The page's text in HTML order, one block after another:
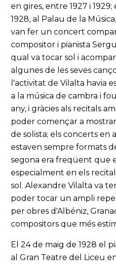
en gires, entre 1927 i
1928, al Palau de la
van fer un concert
compositor i pianista
qual va tocar sol i
algunes de les seves
l'activitat de Vilalta havia
a la música de cambra i
any, i gràcies als recitals
poder començar a
de solista; els concerts en
estaven sempre formats
segona era freqüent que
especialment en els
sol. Alexandre Vilalta va
poder tocar un ampli
per obres d'Albéniz,
compositors que més
El 24 de maig de 1928 el
al Gran Teatre del Liceu